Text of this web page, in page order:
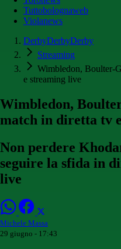
Tuttobolognaweb
Violanews
DerbyDerbyDerby
Streaming
Wimbledon, Boulter-
e streaming live
Wimbledon,
match in diretta tv
Non perdere
seguire la sfida in
live
Michele Massa
29 giugno - 17:43